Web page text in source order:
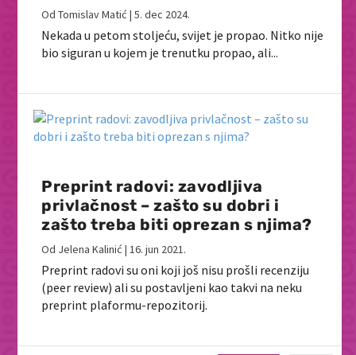
OdTomislav Matić |5. dec 2024.
Nekada u petom stoljeću, svijet je propao. Nitko nije
bio siguran u kojem je trenutku propao, ali...
Preprint radovi: zavodljiva
privlačnost – zašto su dobri i
zašto treba biti oprezan s njima?
Od Jelena Kalinić |16. jun 2021.
Preprint radovi su oni koji još nisu prošli recenziju
(peer review) ali su postavljeni kao takvi na neku
preprint plaformu-repozitorij.